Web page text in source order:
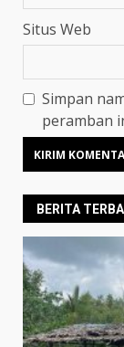
Situs Web
Simpan
peramban
BERITA